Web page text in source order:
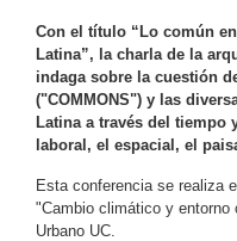
Con el título “Lo común
Latina”, la charla de la
indaga sobre la cuestión
("COMMONS") y las
Latina a través del tiempo
laboral, el espacial, el
Esta conferencia se realiza
"Cambio climático y
Urbano UC.